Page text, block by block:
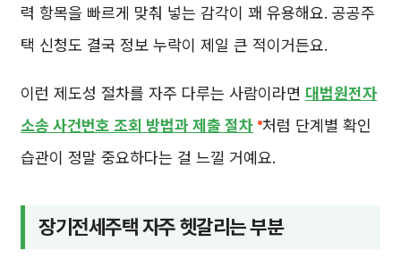
력 항목을 빠르게 맞춰 넣는 감각이 꽤 유용해요. 공공주
택 신청도 결국 정보 누락이 제일 큰 적이거든요.
이런 제도성 절차를 자주 다루는 사람이라면 대법원전자
소송 사건번호 조회 방법과 제출 절차 처럼 단계별 확인
습관이 정말 중요하다는 걸 느낄 거예요.
장기전세주택 자주 헷갈리는 부분